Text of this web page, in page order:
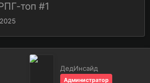
топ #1
ДедИнсайд
Администратор